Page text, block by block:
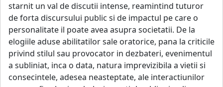
starnit un val de discutii intense, reamintind tuturor
de forta discursului public si de impactul pe care o
personalitate il poate avea asupra societatii. De la
elogiile aduse abilitatilor sale oratorice, pana la criticile
privind stilul sau provocator in dezbateri, evenimentul
a subliniat, inca o data, natura imprevizibila a vietii si
consecintele, adesea neasteptate, ale interactiunilor